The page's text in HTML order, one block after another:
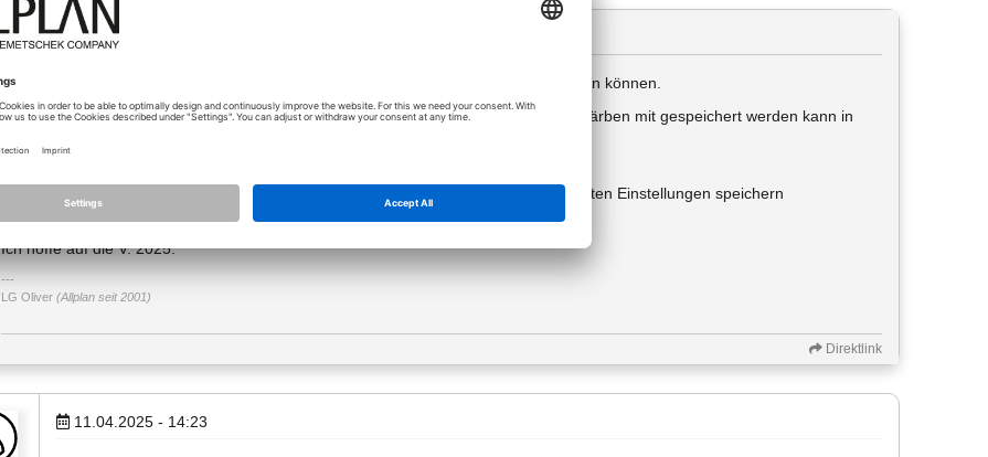
10.04.2025 - 13:08
.... dazu kommen noch die Einstellungen welche in der Objektpalette gemacht werden können.
Wie Transparenz setzen und nach vergebenen Attributen wie z.B. Wandetappen einfärben mit gespeichert werden kann in
In der Objekt Palette unten kann ich unten
die Reihenfolge nicht aber die getätigten Einstellungen speichern
Ich hoffe auf die V. 2025.
LG Oliver (Allplan seit 2001)
Direktlink
11.04.2025 - 14:23